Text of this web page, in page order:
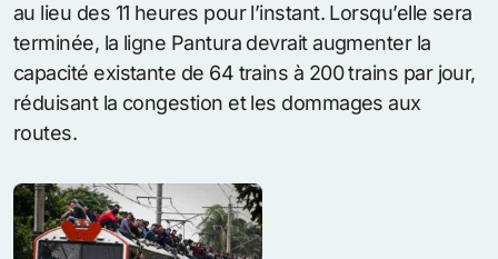
au lieu des 11 heures pour l’instant. Lorsqu’elle sera
terminée, la ligne Pantura devrait augmenter la
capacité existante de 64 trains à 200 trains par jour,
réduisant la congestion et les dommages aux
routes.